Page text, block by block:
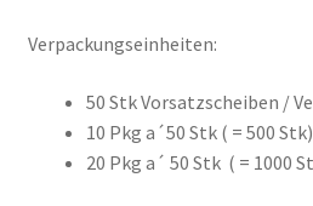
Verpackungseinheiten:
50 Stk Vorsatzscheiben /
10 Pkg a´50 Stk ( = 500 Stk)
20 Pkg a´ 50 Stk ( = 1000